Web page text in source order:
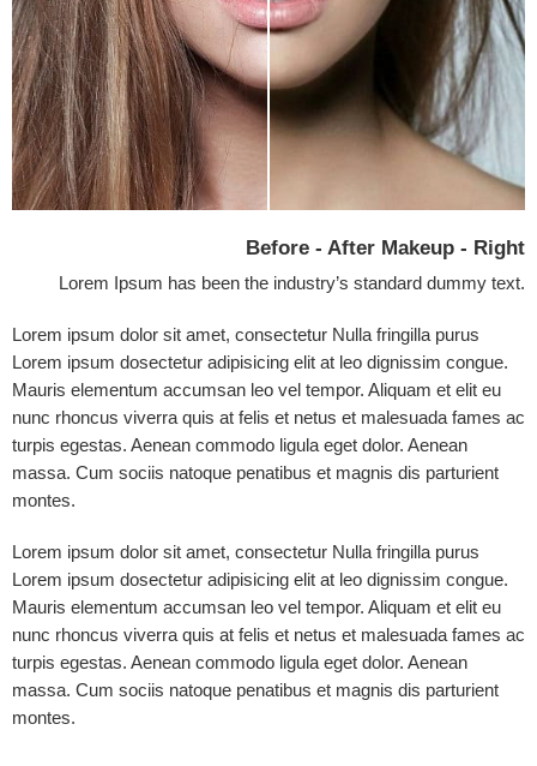
Before - After Makeup - Right
Lorem Ipsum has been the industry’s standard dummy text.
Lorem ipsum dolor sit amet, consectetur Nulla fringilla purus
Lorem ipsum dosectetur adipisicing elit at leo dignissim congue.
Mauris elementum accumsan leo vel tempor. Aliquam et elit eu
nunc rhoncus viverra quis at felis et netus et malesuada fames ac
turpis egestas. Aenean commodo ligula eget dolor. Aenean
massa. Cum sociis natoque penatibus et magnis dis parturient
montes.
Lorem ipsum dolor sit amet, consectetur Nulla fringilla purus
Lorem ipsum dosectetur adipisicing elit at leo dignissim congue.
Mauris elementum accumsan leo vel tempor. Aliquam et elit eu
nunc rhoncus viverra quis at felis et netus et malesuada fames ac
turpis egestas. Aenean commodo ligula eget dolor. Aenean
massa. Cum sociis natoque penatibus et magnis dis parturient
montes.